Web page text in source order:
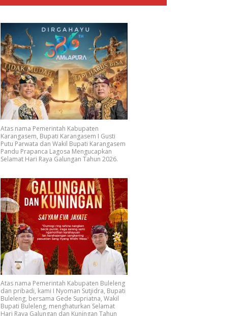
Atas nama Pemerintah Kabupaten
Karangasem, Bupati Karangasem I Gusti
Putu Parwata dan Wakil Bupati Karangasem
Pandu Prapanca Lagosa Mengucapkan
Selamat Hari Raya Galungan Tahun 2026.
Atas nama Pemerintah Kabupaten Buleleng
dan pribadi, kami I Nyoman Sutjidra, Bupati
Buleleng, bersama Gede Supriatna, Wakil
Bupati Buleleng, menghaturkan Selamat
Hari Raya Galungan dan Kuningan Tahun